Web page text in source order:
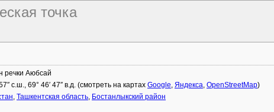
точка
речки Аюбсай
с.ш., 69° 46′ 47″ в.д. (смотреть на картах Google, Яндекса, OpenStreetMap)
, Ташкентская область, Бостанлыкский район